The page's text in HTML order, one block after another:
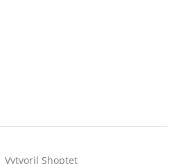
Vytvoril Shoptet